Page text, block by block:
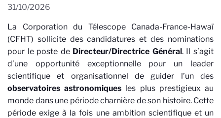
31/10/2026
La Corporation du Télescope Canada-France-Hawaï
(CFHT) sollicite des candidatures et des nominations
pour le poste de Directeur/Directrice Général. Il s’agit
d’une opportunité exceptionnelle pour un leader
scientifique et organisationnel de guider l’un des
observatoires astronomiques les plus prestigieux au
monde dans une période charnière de son histoire. Cette
période exige à la fois une ambition scientifique et un